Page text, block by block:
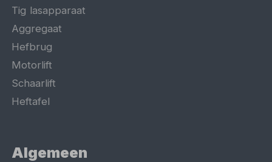
Tig lasapparaat
Aggregaat
Hefbrug
Motorlift
Schaarlift
Heftafel
Algemeen